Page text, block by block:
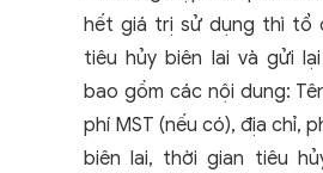
hết giá trị sử dụng thì tổ
tiêu hủy biên lai và gửi
bao gồm các nội dung:
phí MST (nếu có), địa chỉ,
biên lai, thời gian tiêu